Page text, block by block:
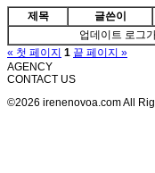
제목 글쓴이
업데이트 로그
« 첫 페이지 1 끝 페이지 »
AGENCY
CONTACT US
©2026 irenenovoa.com All